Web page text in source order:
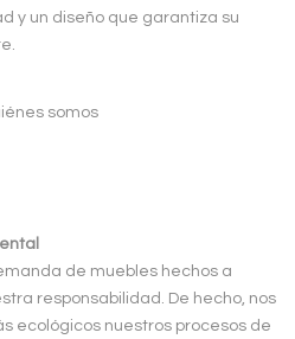
y un diseño que garantiza su
de muebles hechos a
responsabilidad. De hecho, nos
ecológicos nuestros procesos de